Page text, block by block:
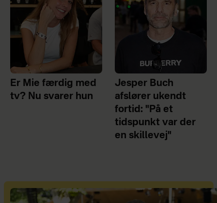
Er Mie færdig med
tv? Nu svarer hun
Jesper Buch
afslører ukendt
fortid: "På et
tidspunkt var der
en skillevej"